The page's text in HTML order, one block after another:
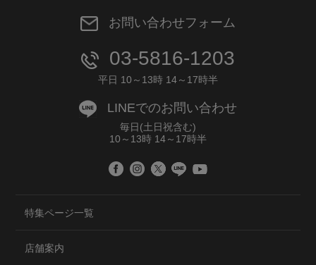
お問い合わせフォーム
03-5816-1203
平日 10～13時 14～17時半
LINEでのお問い合わせ
毎日(土日祝含む)
10～13時 14～17時半
特集ページ一覧
店舗案内